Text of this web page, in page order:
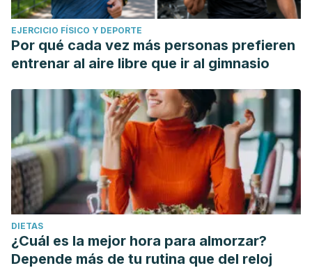
EJERCICIO FÍSICO Y DEPORTE
Por qué cada vez más personas prefieren
entrenar al aire libre que ir al gimnasio
DIETAS
¿Cuál es la mejor hora para almorzar?
Depende más de tu rutina que del reloj